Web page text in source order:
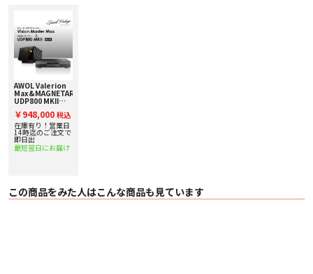
AWOL Valerion
Max&MAGNETAR
UDP800 MKII
ェクターとUHD
BDプレーヤーのス
ペシャルセット！
更に限定でジンバ
ルスタンド付
き！】
￥948,000 税込
在庫有り！営業日
14時迄のご注文で
即日出
最短翌日にお届け
この商品をみた人はこんな商品も見ています